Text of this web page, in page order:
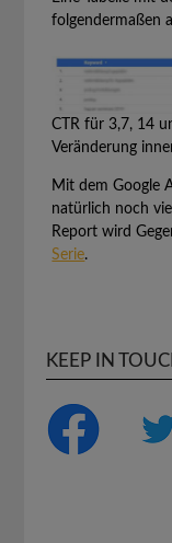
folgendermaßen
CTR für 3,7, 14
Veränderung
Mit dem Google
natürlich noch
Report wird
Serie.
KEEP IN